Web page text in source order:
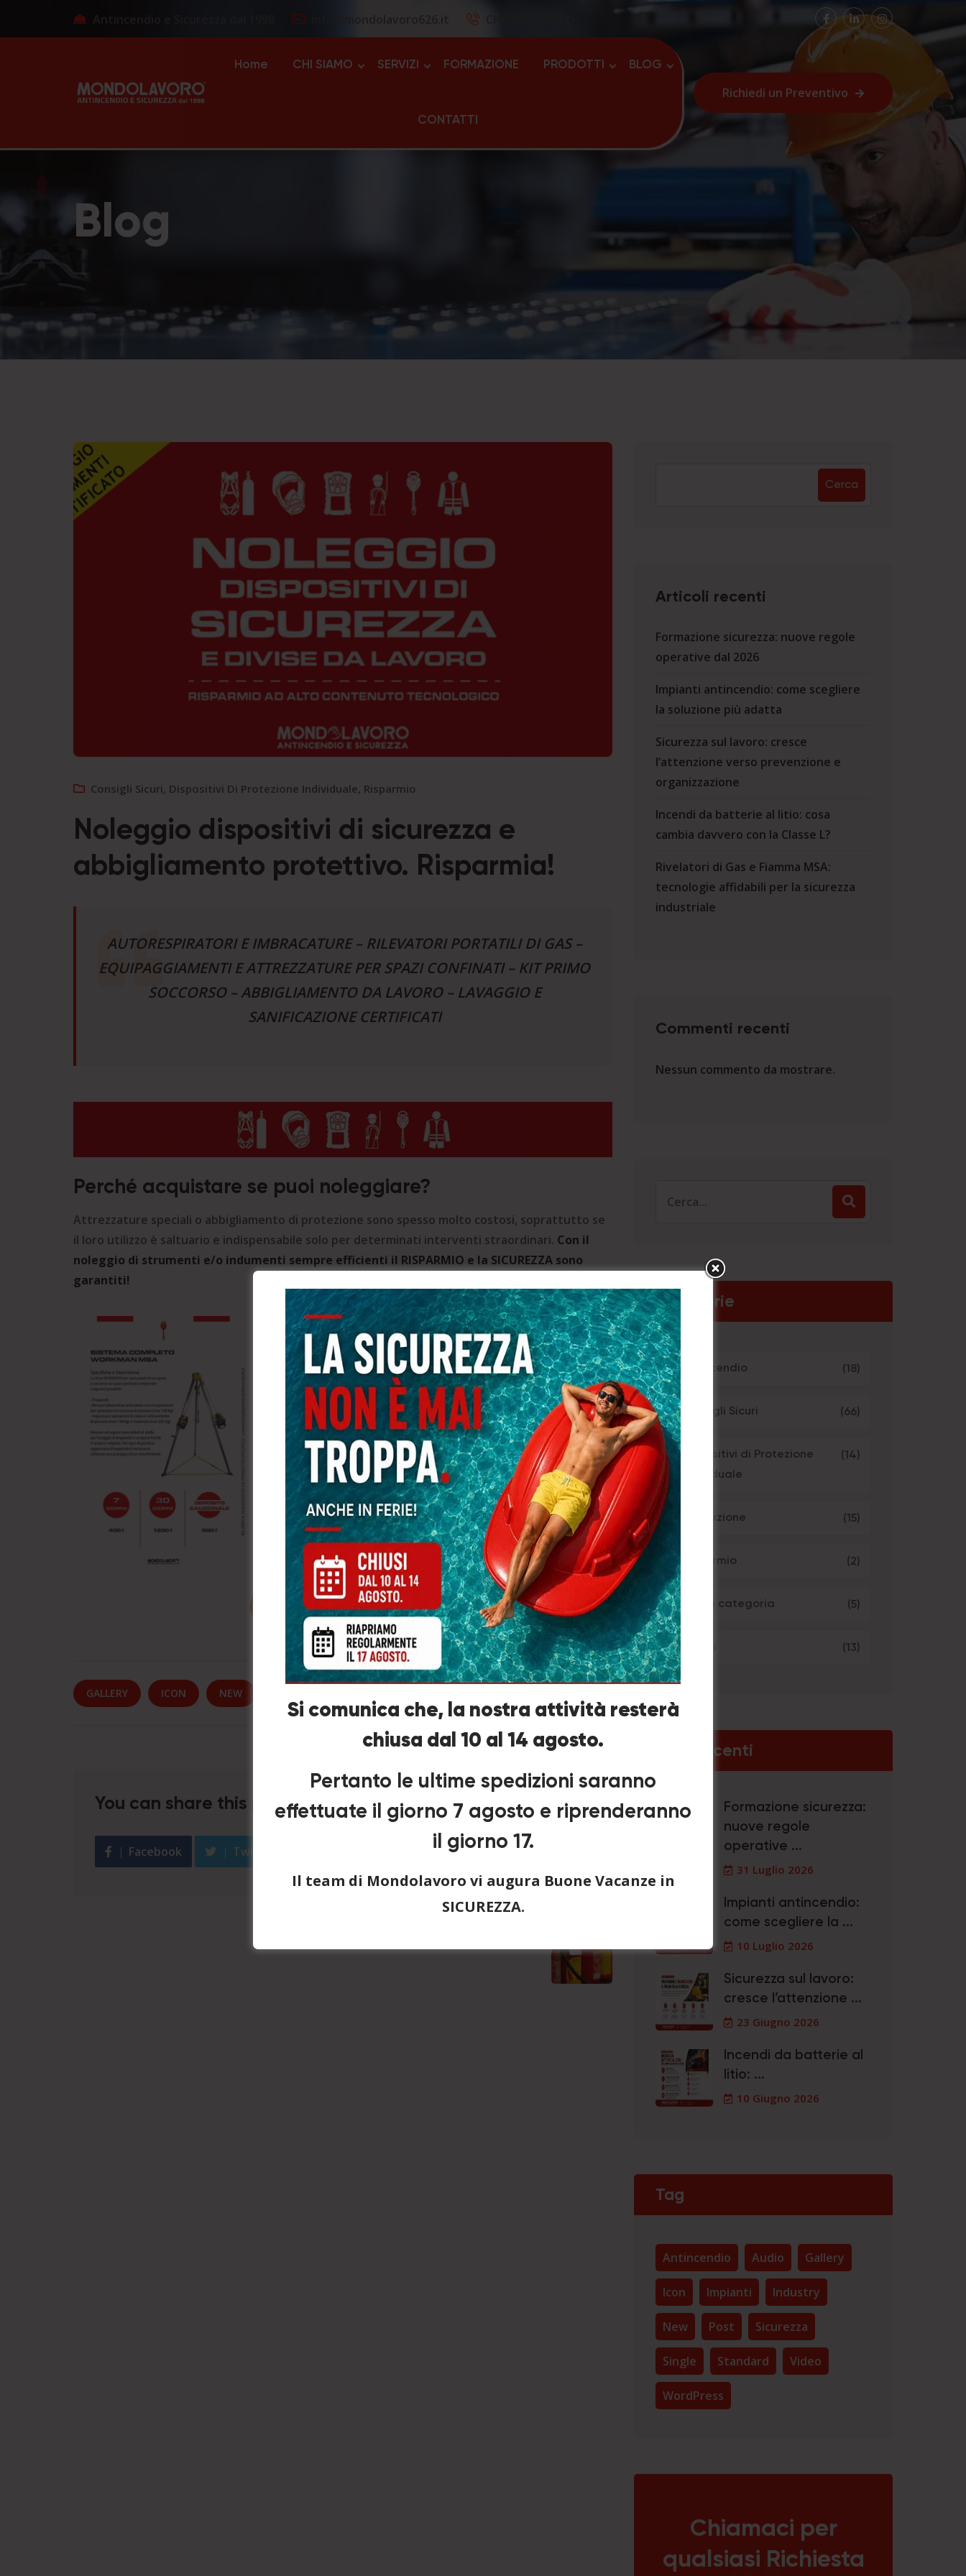
Home CHI SIAMO SERVIZI FORMAZIONE PRODOTTI BLOG
CONTATTI
Richiedi un Preventivo
Blog
Consigli Sicuri, Dispositivi Di Protezione Individuale, Risparmio
Noleggio dispositivi di sicurezza e
abbigliamento protettivo. Risparmia!
AUTORESPIRATORI E IMBRACATURE – RILEVATORI PORTATILI DI GAS –
EQUIPAGGIAMENTI E ATTREZZATURE PER SPAZI CONFINATI – KIT PRIMO
SOCCORSO – ABBIGLIAMENTO DA LAVORO – LAVAGGIO E
SANIFICAZIONE CERTIFICATI
Perché acquistare se puoi noleggiare?
Attrezzature speciali o abbigliamento di protezione sono spesso molto costosi, soprattutto se
il loro utilizzo è saltuario e indispensabile solo per determinati interventi straordinari. Con il
noleggio di strumenti e/o indumenti sempre efficienti il RISPARMIO e la SICUREZZA sono
garantiti!
SCARICA LA BROCHURE
GALLERY ICON NEW
You can share this post!
Facebook Twitter
Cerca
Articoli recenti
Formazione sicurezza: nuove regole
operative dal 2026
Impianti antincendio: come scegliere
la soluzione più adatta
Sicurezza sul lavoro: cresce
l’attenzione verso prevenzione e
organizzazione
Incendi da batterie al litio: cosa
cambia davvero con la Classe L?
Rivelatori di Gas e Fiamma MSA:
tecnologie affidabili per la sicurezza
industriale
Commenti recenti
Nessun commento da mostrare.
for:
Categorie
Antincendio (18)
Consigli Sicuri (66)
Dispositivi di Protezione
Individuale
(14)
Formazione (15)
Risparmio (2)
Senza categoria (5)
(13)
Post Recenti
Formazione sicurezza:
nuove regole
operative ...
31 Luglio 2026
Impianti antincendio:
come scegliere la ...
10 Luglio 2026
Sicurezza sul lavoro:
cresce l’attenzione ...
23 Giugno 2026
Incendi da batterie al
litio: ...
10 Giugno 2026
Tag
Antincendio Audio Gallery
Icon Impianti Industry
New Post Sicurezza
Single Standard Video
WordPress
Chiamaci per
qualsiasi Richiesta
Si comunica che, la nostra attività resterà
chiusa dal 10 al 14 agosto.
Pertanto le ultime spedizioni saranno
effettuate il giorno 7 agosto e riprenderanno
il giorno 17.
Il team di Mondolavoro vi augura Buone Vacanze in
SICUREZZA.